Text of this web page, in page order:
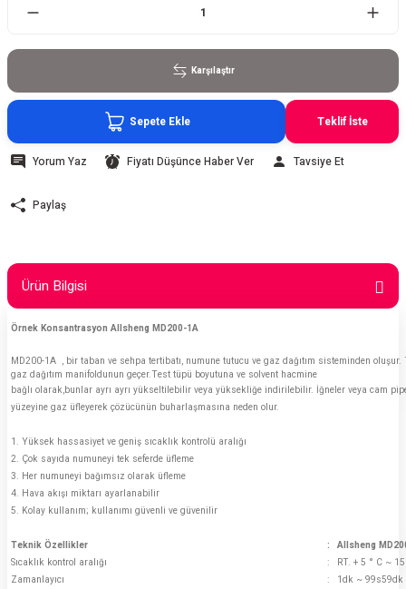
Karşılaştır
Sepete Ekle Teklif İste
Yorum Yaz Fiyatı Düşünce Haber Ver Tavsiye Et
Paylaş
Ürün Bilgisi
Örnek Konsantrasyon Allsheng MD200-1A
MD200-1A , bir taban ve sehpa tertibatı, numune tutucu ve gaz dağıtım sisteminden
gaz dağıtım manifoldunun geçer.Test tüpü boyutuna ve solvent hacmine
bağlı olarak,bunlar ayrı ayrı yükseltilebilir veya yüksekliğe indirilebilir. İğneler veya cam
yüzeyine gaz üfleyerek çözücünün buharlaşmasına neden olur.
1. Yüksek hassasiyet ve geniş sıcaklık kontrolü aralığı
2. Çok sayıda numuneyi tek seferde üfleme
3. Her numuneyi bağımsız olarak üfleme
4. Hava akışı miktarı ayarlanabilir
5. Kolay kullanım; kullanımı güvenli ve güvenilir
Teknik Özellikler : Allsheng
Sıcaklık kontrol aralığı
:
RT. + 5 ° C ~
Zamanlayıcı
:
1dk ~ 99s59dk